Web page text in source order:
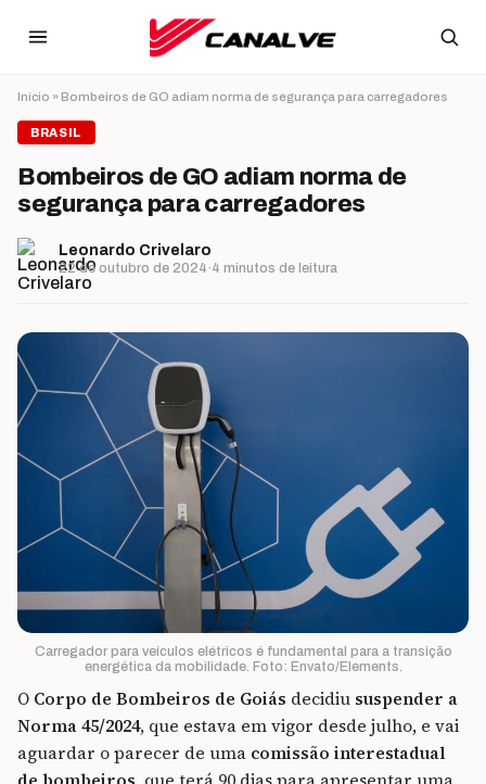
Início » Bombeiros de GO adiam norma de segurança para carregadores
BRASIL
Bombeiros de GO adiam norma de
segurança para carregadores
Leonardo Crivelaro
22 de outubro de 2024·4 minutos de leitura
Carregador para veículos elétricos é fundamental para a transição
energética da mobilidade. Foto: Envato/Elements.
O Corpo de Bombeiros de Goiás decidiu suspender a
Norma 45/2024, que estava em vigor desde julho, e vai
aguardar o parecer de uma comissão interestadual